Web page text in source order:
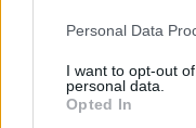
Personal Data
I want to opt-out
personal data.
Opted In
20/10/2019
ITALIA VIVA IN TILT